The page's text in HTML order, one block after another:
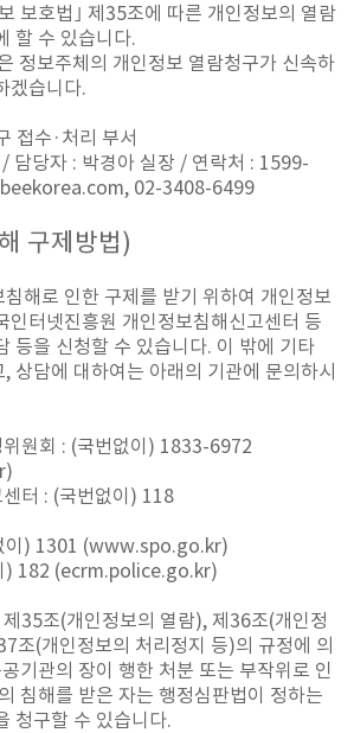
보호법｣ 제35조에 따른 개인정보의 열람
할 수 있습니다.
정보주체의 개인정보 열람청구가 신속하
겠습니다.
접수·처리 부서
담당자 : 박경아 실장 / 연락처 : 1599-
02-3408-6499
구제방법)
해로 인한 구제를 받기 위하여 개인정보
인터넷진흥원 개인정보침해신고센터 등
등을 신청할 수 있습니다. 이 밖에 기타
상담에 대하여는 아래의 기관에 문의하시
원회 : (국번없이) 1833-6972
터 : (국번없이) 118
이) 1301 (www.spo.go.kr)
) 182 (ecrm.police.go.kr)
제35조(개인정보의 열람), 제36조(개인정
조(개인정보의 처리정지 등)의 규정에 의
기관의 장이 행한 처분 또는 부작위로 인
침해를 받은 자는 행정심판법이 정하는
청구할 수 있습니다.